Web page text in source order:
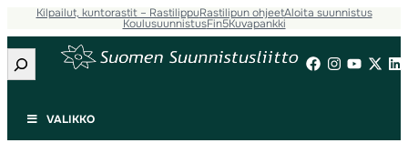
Kilpailut, kuntorastit – RastilippuRastilipun ohjeetAloita suunnistus
KoulusuunnistusFin5Kuvapankki
Etsi
VALIKKO